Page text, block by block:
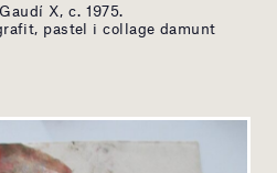
X, c. 1975.
pastel i collage damunt